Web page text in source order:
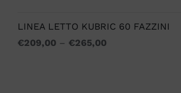
LINEA LETTO KUBRIC 60 FAZZINI
€209,00 – €265,00